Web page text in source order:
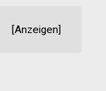
[Anzeigen]